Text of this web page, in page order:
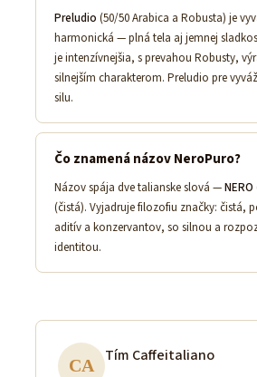
Preludio (50/50 Arabica a Robusta) je
harmonická — plná tela aj jemnej
je intenzívnejšia, s prevahou Robusty,
silnejším charakterom. Preludio pre
silu.
Čo znamená názov NeroPuro?
Názov spája dve talianske slová —NERO
(čistá). Vyjadruje filozofiu značky: čistá,
aditív a konzervantov, so silnou a
identitou.
CA
Tím Caffeitaliano